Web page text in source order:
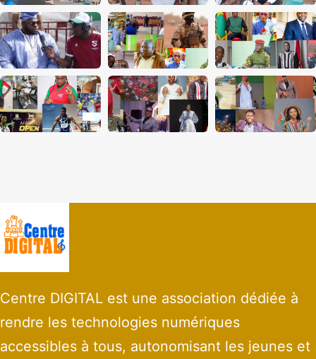
Centre DIGITAL est une association dédiée à
rendre les technologies numériques
accessibles à tous, autonomisant les jeunes et